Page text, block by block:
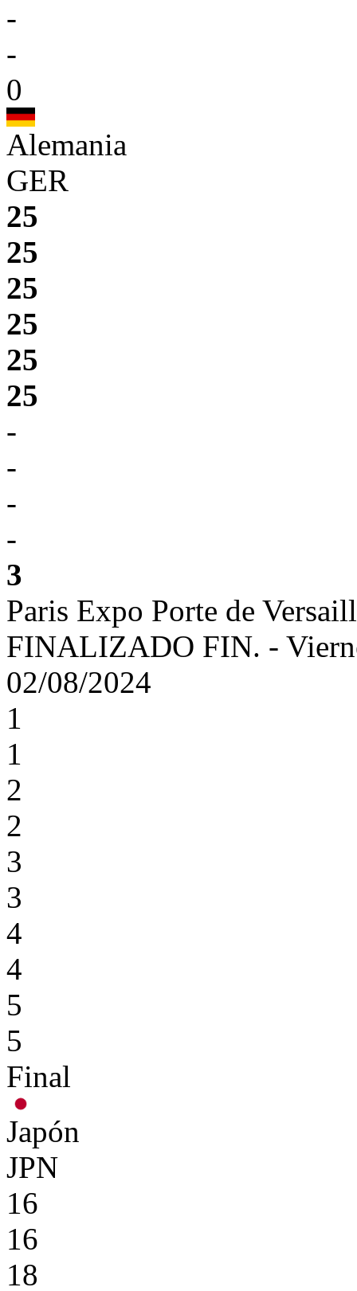
-
-
0
Alemania
GER
25
25
25
25
25
25
-
-
-
-
3
Paris Expo Porte de
FINALIZADO FIN. -
02/08/2024
1
1
2
2
3
3
4
4
5
5
Final
Japón
JPN
16
16
18